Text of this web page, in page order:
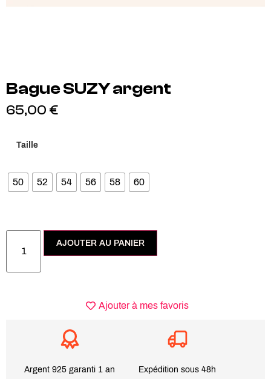
Bague SUZY argent
65,00 €
Taille
50 52 54 56 58 60
AJOUTER AU PANIER
Ajouter à mes favoris
Argent 925 garanti 1 an Expédition sous 48h